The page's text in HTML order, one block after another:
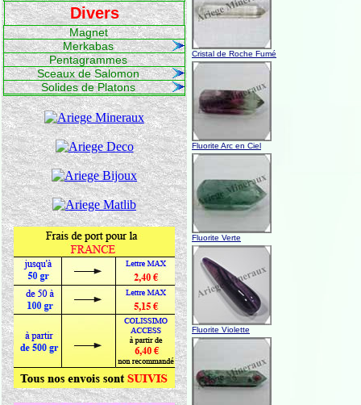
Divers
Magnet
Merkabas
Pentagrammes
Sceaux de Salomon
Solides de Platons
Cristal de Roche Fumé
Fluorite Arc en Ciel
Fluorite Verte
Fluorite Violette